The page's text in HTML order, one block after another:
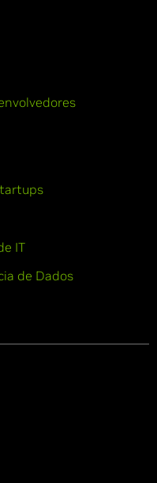
IT
de Dados